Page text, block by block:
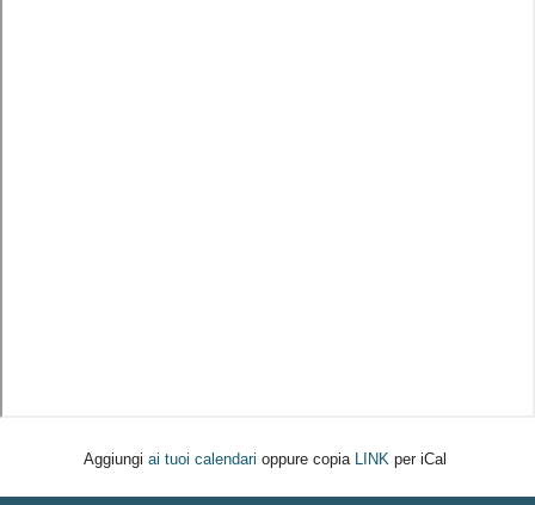
Aggiungi ai tuoi calendari oppure copia LINK per iCal